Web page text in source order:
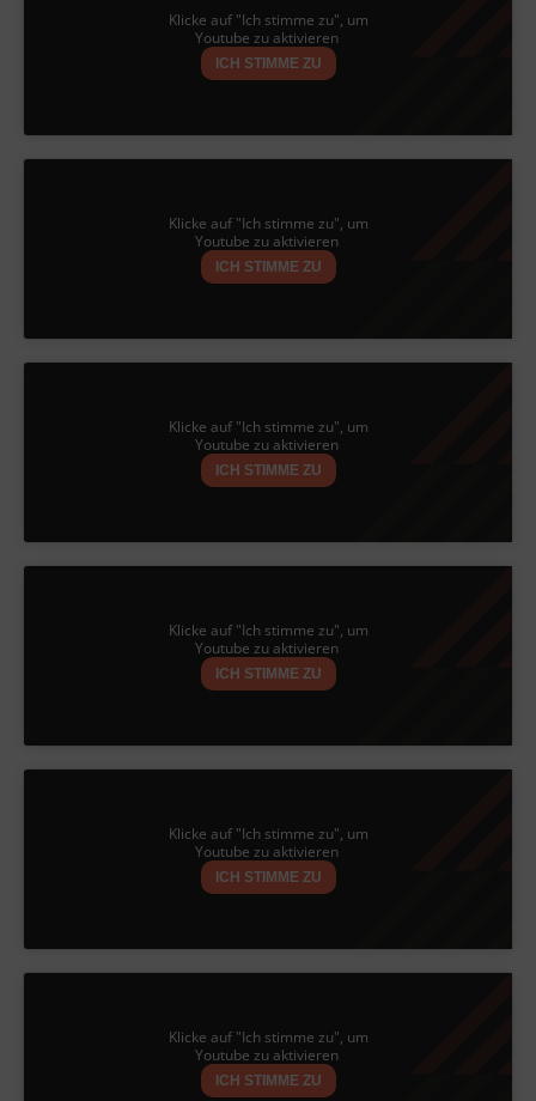
Klicke auf "Ich stimme zu", um
Youtube zu aktivieren
ICH STIMME ZU
Klicke auf "Ich stimme zu", um
Youtube zu aktivieren
ICH STIMME ZU
Klicke auf "Ich stimme zu", um
Youtube zu aktivieren
ICH STIMME ZU
Klicke auf "Ich stimme zu", um
Youtube zu aktivieren
ICH STIMME ZU
Klicke auf "Ich stimme zu", um
Youtube zu aktivieren
ICH STIMME ZU
Klicke auf "Ich stimme zu", um
Youtube zu aktivieren
ICH STIMME ZU